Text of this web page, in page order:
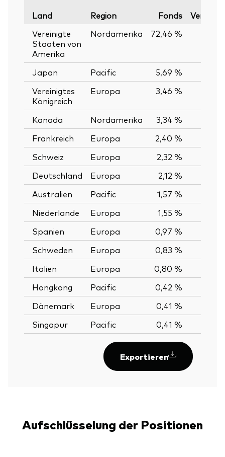
Land Region Fonds
Vereinigte
Staaten von
Amerika
Nordamerika 72,46 %
Japan Pacific 5,69 %
Vereinigtes
Königreich
Europa 3,46 %
Kanada Nordamerika 3,34 %
Frankreich
Europa 2,40 %
Schweiz
Europa 2,32 %
Deutschland
Europa
2,12 %
Australien
Pacific 1,57 %
Niederlande
Europa 1,55 %
Spanien
Europa 0,97 %
Schweden
Europa 0,83 %
Italien
Europa 0,80 %
Hongkong
Pacific 0,42 %
Dänemark
Europa 0,41 %
Singapur
Pacific 0,41 %
Exportieren
Aufschlüsselung der Positionen